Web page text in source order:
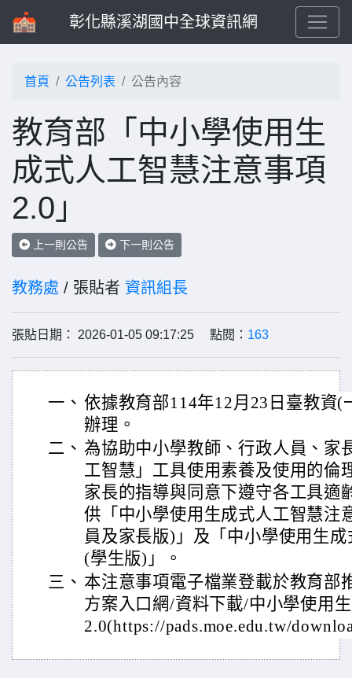
彰化縣溪湖國中全球資訊網
首頁 公告列表 公告內容
教育部「中小學使用生
成式人工智慧注意事項
2.0」
上一則公告 下一則公告
教務處 / 張貼者 資訊組長
張貼日期： 2026-01-05 09:17:25 點閱： 163
一、 依據教育部114年12月23日臺教資(
辦理。
二、 為協助中小學教師、行政人員、家
工智慧」工具使用素養及使用的倫
家長的指導與同意下遵守各工具適
供「中小學使用生成式人工智慧注
員及家長版)」及「中小學使用生
(學生版)」。
三、 本注意事項電子檔業登載於教育部
方案入口網/資料下載/中小學使用
2.0(https://pads.moe.edu.tw/